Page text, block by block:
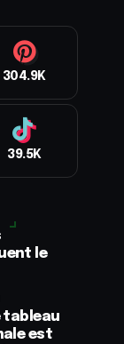
304.9K
39.5K
le
tableau
est